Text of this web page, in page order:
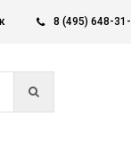
8 (495) 648-31-